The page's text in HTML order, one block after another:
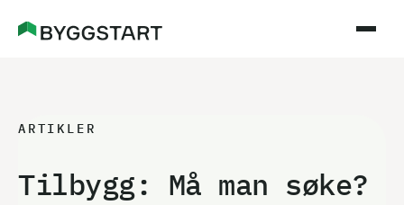
ARTIKLER
Tilbygg: Må man søke?